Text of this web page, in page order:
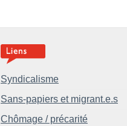
Syndicalisme
Sans-papiers et migrant.e.s
Chômage / précarité